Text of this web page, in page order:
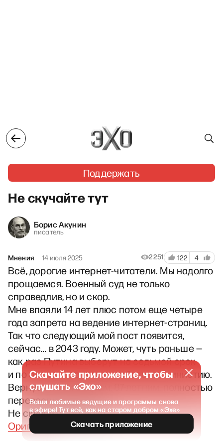
Поддержать
Не скучайте тут
Борис Акунин
писатель
Мнения 14 июля 2025 2251 122 4
Всё, дорогие интернет-читатели. Мы надолго
прощаемся. Военный суд не только
справедлив, но и скор.
Мне впаяли 14 лет плюс потом еще четыре
года запрета на ведение интернет-страниц.
Так что следующий мой пост появится,
сейчас… в 2043 году. Может, чуть раньше —
как раз Путина выберут на седьмой срок
и по этому поводу могут объявить амнистию.
Вернусь к вам бодрым, 87-летним, полностью
перевоспитавшимся.
Не скучайте тут пока.
Оригинал
Скачайте приложение, чтобы
слушать «Эхо»
Ваши любимые ведущие и программы снова
в эфире! Тут всё, как на старом добром «Эхе»
Скачать приложение